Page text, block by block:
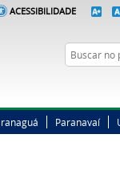
ACESSIBILIDADE
Busca
Paranavaí